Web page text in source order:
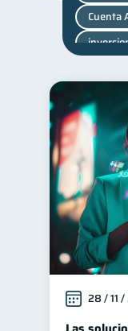
Cuenta
Manejo
Control
28 / 11